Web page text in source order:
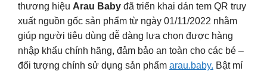
thương hiệu Arau Baby đã triển khai dán tem QR truy
xuất nguồn gốc sản phẩm từ ngày 01/11/2022 nhằm
giúp người tiêu dùng dễ dàng lựa chọn được hàng
nhập khẩu chính hãng, đảm bảo an toàn cho các bé –
đối tượng chính sử dụng sản phẩm arau.baby. Bật mí